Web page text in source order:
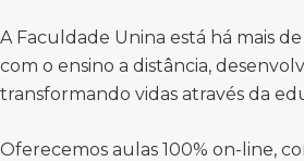
A Faculdade Unina está há mais
com o ensino a distância,
transformando vidas através da
Oferecemos aulas 100% on-line,